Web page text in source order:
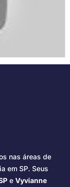
nas áreas de
em SP. Seus
e Vyvianne